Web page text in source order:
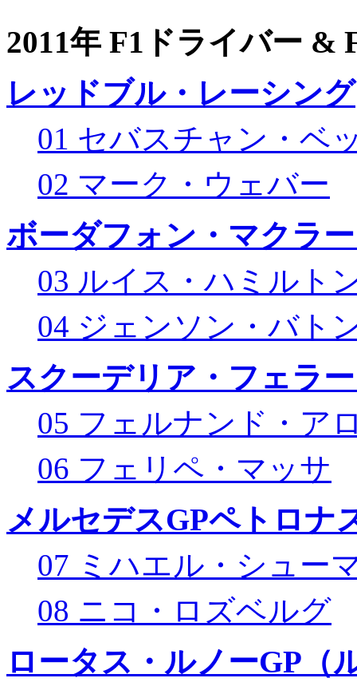
2011年 F1ドライバー &
レッドブル・レーシング
01 セバスチャン・ベ
02 マーク・ウェバー
ボーダフォン・マクラ
03 ルイス・ハミルト
04 ジェンソン・バト
スクーデリア・フェラ
05 フェルナンド・ア
06 フェリペ・マッサ
メルセデスGPペトロナ
07 ミハエル・シュー
08 ニコ・ロズベルグ
ロータス・ルノーGP（